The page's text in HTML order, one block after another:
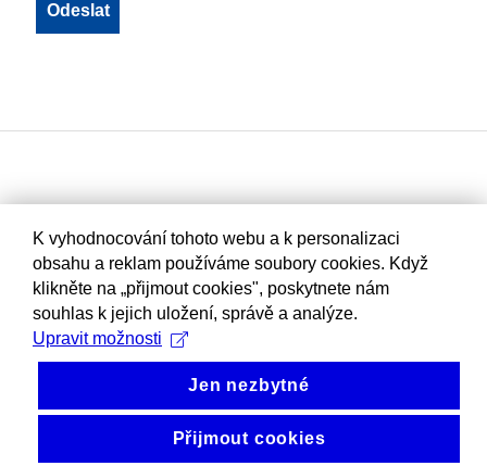
K vyhodnocování tohoto webu a k personalizaci
obsahu a reklam používáme soubory cookies. Když
klikněte na „přijmout cookies", poskytnete nám
souhlas k jejich uložení, správě a analýze.
Upravit možnosti
Jen nezbytné
Přijmout cookies